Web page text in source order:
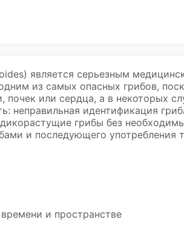
является серьезным
из самых опасных грибов,
почек или сердца, а в некоторых
неправильная идентификация
грибы без
и последующего употребления
и пространстве